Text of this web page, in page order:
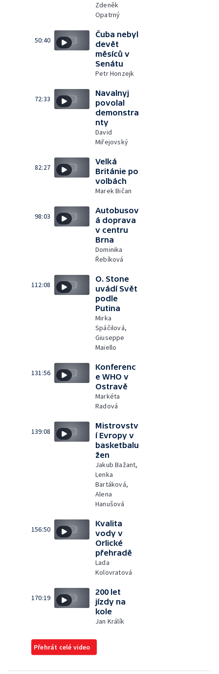
Zdeněk
Opatrný
50:40
Čuba nebyl
devět
měsíců v
Senátu
Petr Honzejk
72:33
Navalnyj
povolal
demonstra
nty
David
Miřejovský
82:27
Velká
Británie po
volbách
Marek Bičan
98:03
Autobusov
á doprava
v centru
Brna
Dominika
Řebíková
112:08
O. Stone
uvádí Svět
podle
Putina
Mirka
Spáčilová,
Giuseppe
Maiello
131:56
Konferenc
e WHO v
Ostravě
Markéta
Radová
139:08
Mistrovstv
í Evropy v
basketbalu
žen
Jakub Bažant,
Lenka
Bartáková,
Alena
Hanušová
156:50
Kvalita
vody v
Orlické
přehradě
Lada
Kolovratová
170:19
200 let
jízdy na
kole
Jan Králík
Přehrát celé video